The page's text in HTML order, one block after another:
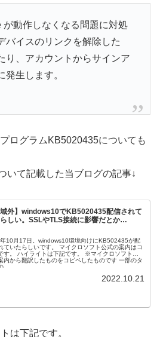
が動作しなくなる問題に対処
バイスのリンクを解除した
り、アカウントからサインア
発生します。
ログラムKB5020435についても
いて記載した当ブログの記事↓
域外】windows10でKB5020435配信されて
しい。SSLやTLS接続に影響だとか…
10月17日。windows10環境向けにKB502435が配
ていたらしいです。 マイクロソフト公式の案内はコ
す。 ハイライトは下記です。 ※マイクロソフト公
内から翻訳したものをコピペしたものです 一部のタ
...
2022.10.21
は下記です。